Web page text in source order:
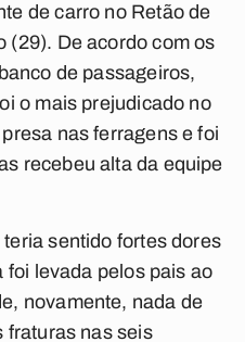
de carro no Retão de
(29). De acordo com os
de passageiros,
o mais prejudicado no
nas ferragens e foi
recebeu alta da equipe
sentido fortes dores
foi levada pelos pais ao
novamente, nada de
fraturas nas seis